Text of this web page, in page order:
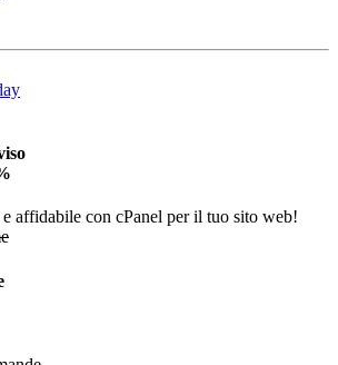
affidabile con cPanel per il tuo sito web!